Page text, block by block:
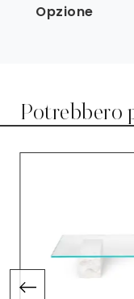
Opzione
Potrebbero